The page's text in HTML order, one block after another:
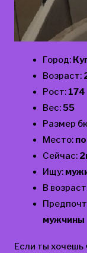
Город:
Возраст:
Рост: 174
Вес:55
Размер
Место:
Сейчас:
Ищу:
В
мужчины
Если ты